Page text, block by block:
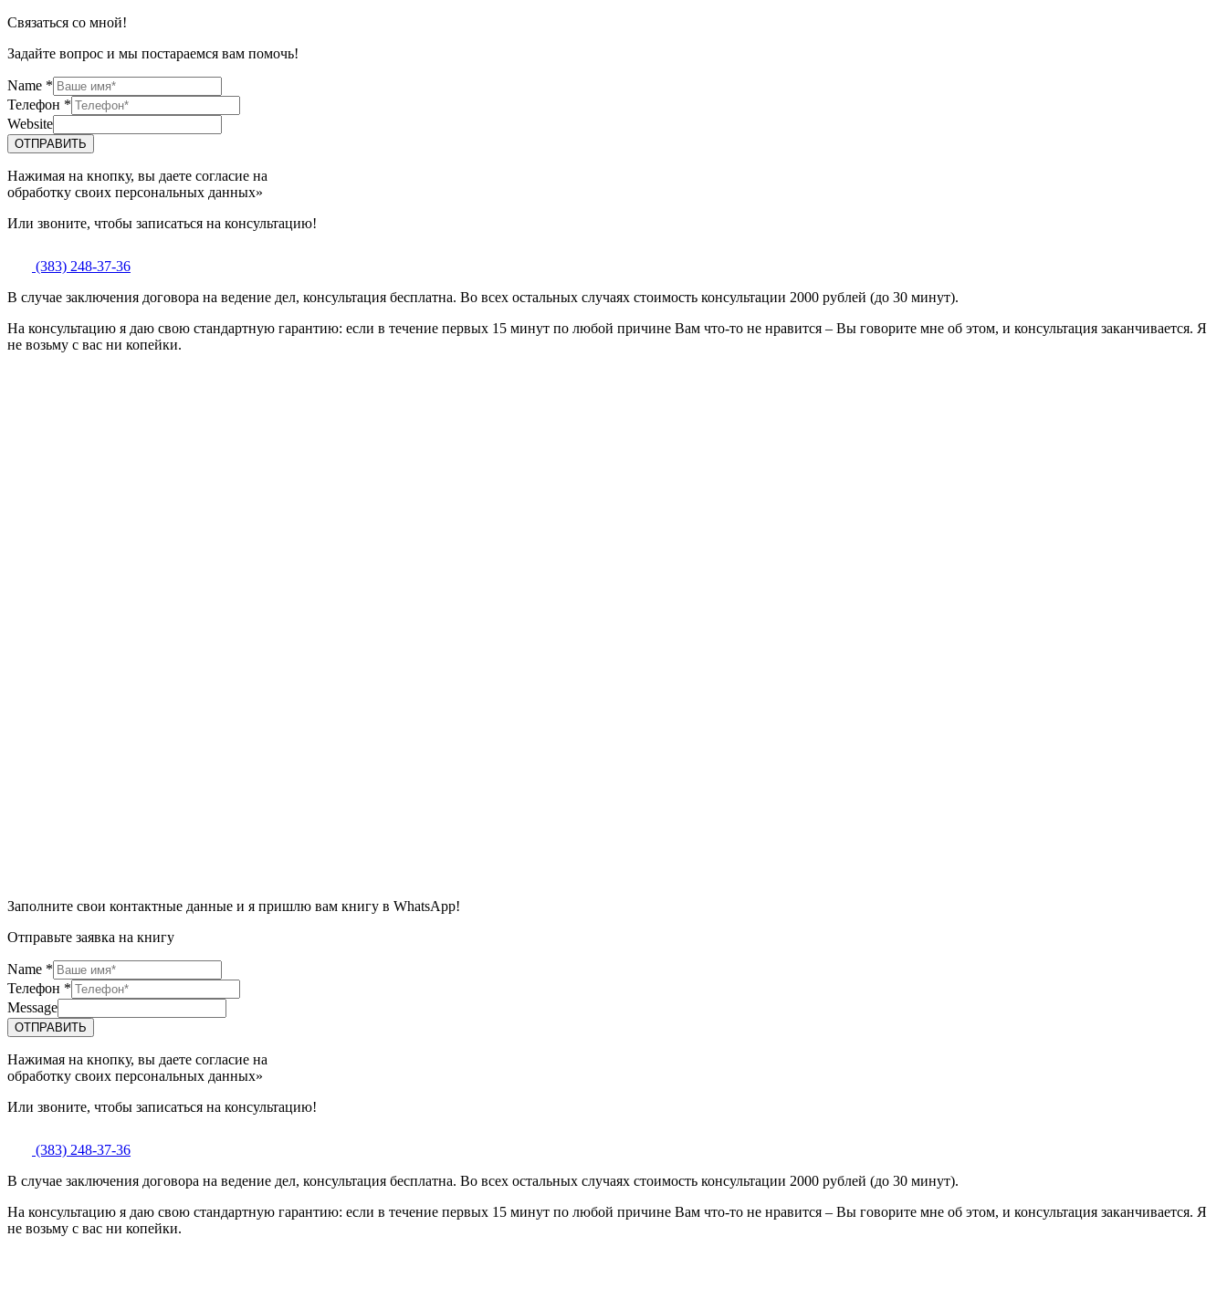
Связаться со мной!
Задайте вопрос и мы постараемся вам помочь!
Name *
Телефон *
Website
ОТПРАВИТЬ
Нажимая на кнопку, вы даете согласие на
обработку своих персональных данных»
Или звоните, чтобы записаться на консультацию!
(383) 248-37-36
В случае заключения договора на ведение дел, консультация бесплатна. Во всех остальных случаях стоимость консультации 2000 рублей (до 30 минут).
На консультацию я даю свою стандартную гарантию: если в течение первых 15 минут по любой причине Вам что-то не нравится – Вы говорите мне об этом, и консультация заканчивается. Я
не возьму с вас ни копейки.
Заполните свои контактные данные и я пришлю вам книгу в WhatsApp!
Отправьте заявка на книгу
Name *
Телефон *
Message
ОТПРАВИТЬ
Нажимая на кнопку, вы даете согласие на
обработку своих персональных данных»
Или звоните, чтобы записаться на консультацию!
(383) 248-37-36
В случае заключения договора на ведение дел, консультация бесплатна. Во всех остальных случаях стоимость консультации 2000 рублей (до 30 минут).
На консультацию я даю свою стандартную гарантию: если в течение первых 15 минут по любой причине Вам что-то не нравится – Вы говорите мне об этом, и консультация заканчивается. Я
не возьму с вас ни копейки.